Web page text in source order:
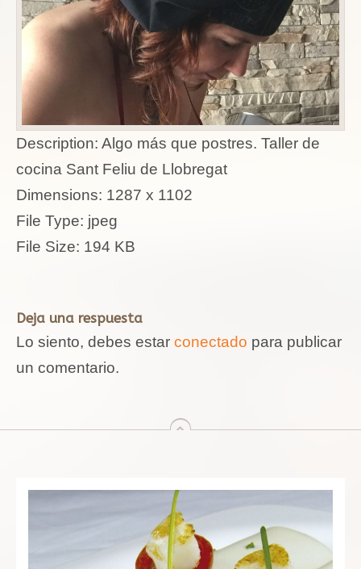
Description: Algo más que postres. Taller de
cocina Sant Feliu de Llobregat
Dimensions: 1287 x 1102
File Type: jpeg
File Size: 194 KB
Deja una respuesta
Lo siento, debes estar conectado para publicar
un comentario.
arriba